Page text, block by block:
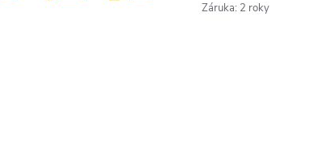
Záruka: 2 roky